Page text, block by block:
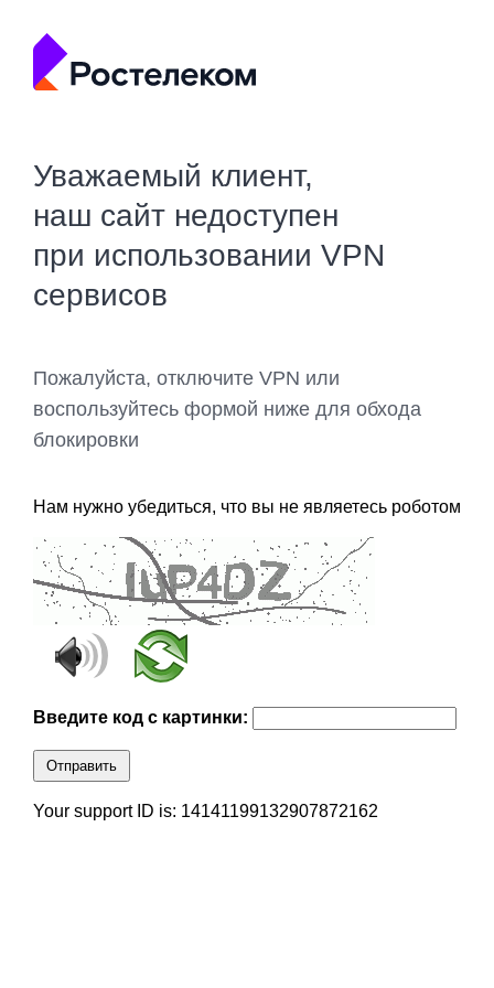
Уважаемый клиент,
наш сайт недоступен
при использовании VPN
сервисов
Пожалуйста, отключите VPN или
воспользуйтесь формой ниже для обхода
блокировки
Нам нужно убедиться, что вы не являетесь роботом
Введите код с картинки:
Отправить
Your support ID is: 14141199132907872162